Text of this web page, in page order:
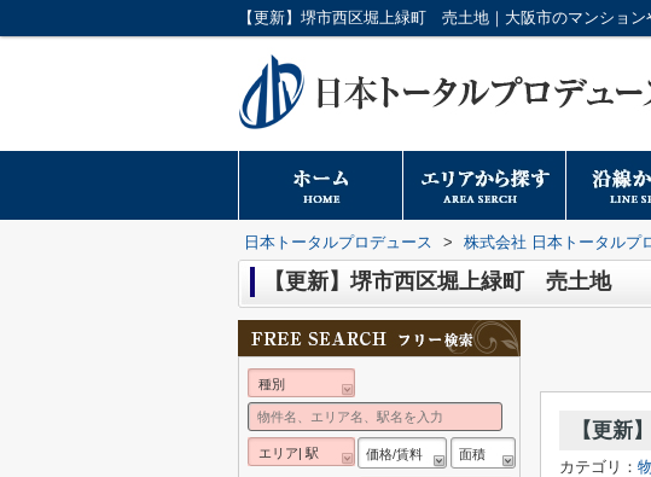
日本トータルプロデュース > 株式会社 日本トータルプ
【更新】堺市西区堀上緑町 売土地
【更新
カテゴリ：
種別
エリア| 駅 価格/賃料 面積